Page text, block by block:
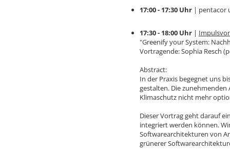
17:00 - 17:30 Uhr | pentacor
17:30 - 18:00 Uhr |
"Greenify your System:
Vortragende: Sophia Resch
Abstract:
In der Praxis begegnet uns
gestalten. Die zunehmenden
Klimaschutz nicht mehr
Dieser Vortrag geht darauf
integriert werden können.
Softwarearchitekturen von
grünerer